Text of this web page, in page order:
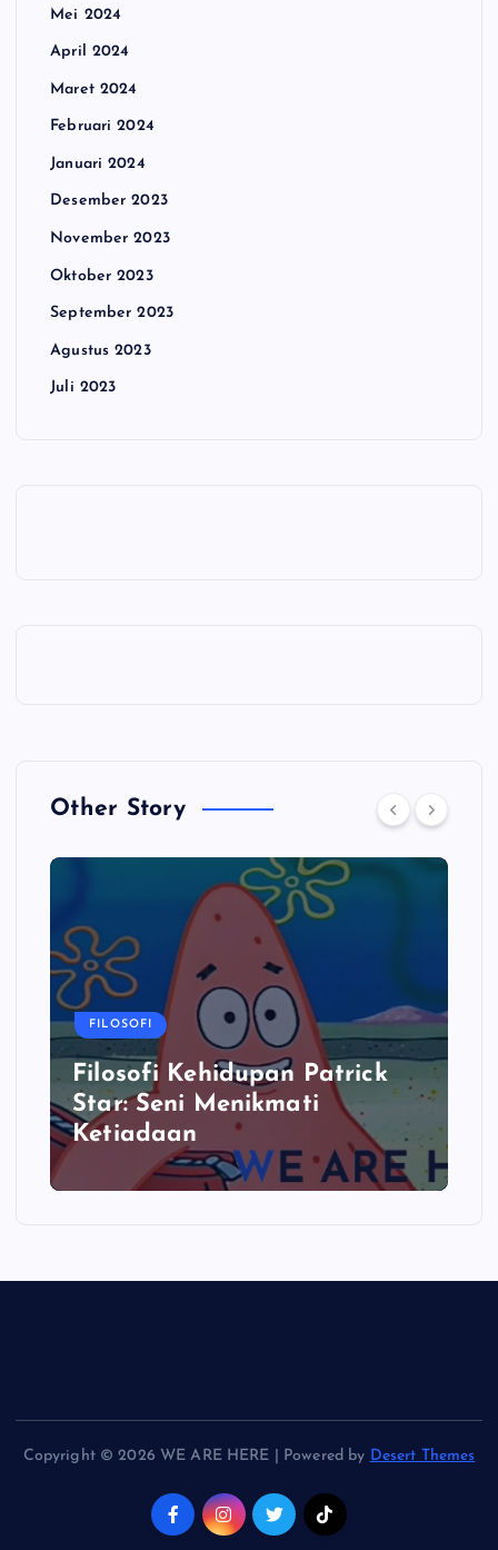
Mei 2024
April 2024
Maret 2024
Februari 2024
Januari 2024
Desember 2023
November 2023
Oktober 2023
September 2023
Agustus 2023
Juli 2023
Other Story
FILOSOFI
Filosofi Kehidupan Patrick
Star: Seni Menikmati
Ketiadaan
Copyright © 2026 WE ARE HERE | Powered by Desert Themes